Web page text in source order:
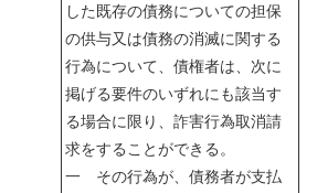
した既存の債務についての担保
の供与又は債務の消滅に関する
行為について、債権者は、次に
掲げる要件のいずれにも該当す
る場合に限り、詐害行為取消請
求をすることができる。
一 その行為が、債務者が支払